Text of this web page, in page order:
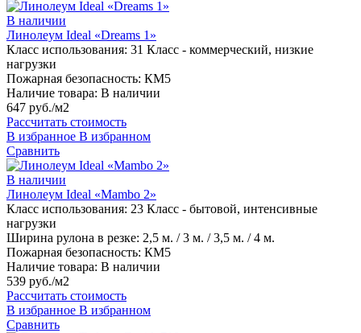
В наличии
Линолеум Ideal «Dreams 1»
Класс использования: 31 Класс - коммерческий, низкие
нагрузки
Пожарная безопасность: КМ5
Наличие товара: В наличии
647 руб./м2
Рассчитать стоимость
В избранное В избранном
Сравнить
В наличии
Линолеум Ideal «Mambo 2»
Класс использования: 23 Класс - бытовой, интенсивные
нагрузки
Ширина рулона в резке: 2,5 м. / 3 м. / 3,5 м. / 4 м.
Пожарная безопасность: КМ5
Наличие товара: В наличии
539 руб./м2
Рассчитать стоимость
В избранное В избранном
Сравнить